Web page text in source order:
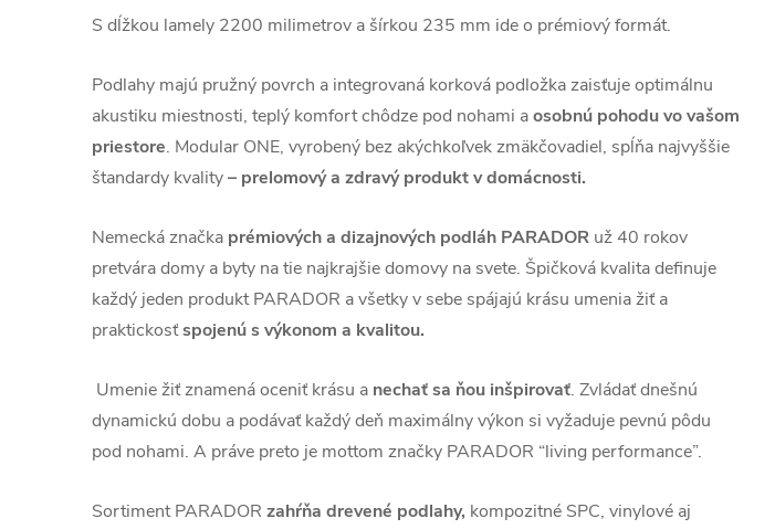
S dĺžkou lamely 2200 milimetrov a šírkou 235 mm ide o prémiový formát.
Podlahy majú pružný povrch a integrovaná korková podložka zaisťuje optimálnu
akustiku miestnosti, teplý komfort chôdze pod nohami aosobnú pohodu vo vašom
priestore. Modular ONE, vyrobený bez akýchkoľvek zmäkčovadiel, spĺňa najvyššie
štandardy kvality– prelomový a zdravý produkt v domácnosti.
Nemecká značka prémiových a dizajnových podláh PARADOR už 40 rokov
pretvára domy a byty na tie najkrajšie domovy na svete. Špičková kvalita definuje
každý jeden produkt PARADOR a všetky v sebe spájajú krásu umenia žiť a
praktickosťspojenú s výkonom a kvalitou.
Umenie žiť znamená oceniť krásu a nechať sa ňou inšpirovať. Zvládať dnešnú
dynamickú dobu a podávať každý deň maximálny výkon si vyžaduje pevnú pôdu
pod nohami. A práve preto je mottom značky PARADOR “living performance”.
Sortiment PARADOR zahŕňa drevené podlahy, kompozitné SPC, vinylové aj